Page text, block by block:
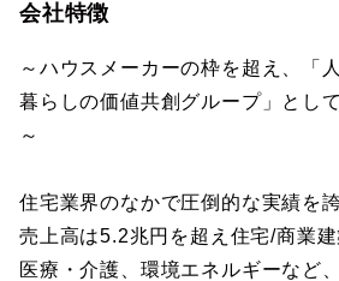
会社特徴
～ハウスメーカーの枠を超え、「
暮らしの価値共創グループ」とし
～
住宅業界のなかで圧倒的な実績を
売上高は5.2兆円を超え住宅/商業建
医療・介護、環境エネルギーなど、